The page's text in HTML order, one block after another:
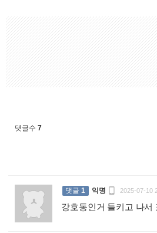
댓글수 7
댓글 1 익명  2025-07-10
강호동인거 들키고 나서